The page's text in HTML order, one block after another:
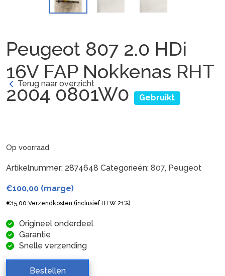
Peugeot 807 2.0 HDi
16V FAP Nokkenas RHT
2004 0801W0
Gebruikt
Terug naar overzicht
Op voorraad
Artikelnummer: 2874648 Categorieën: 807, Peugeot
€100,00 (marge)
€15,00 Verzendkosten (inclusief BTW 21%)
Origineel onderdeel
Garantie
Snelle verzending
Bestellen